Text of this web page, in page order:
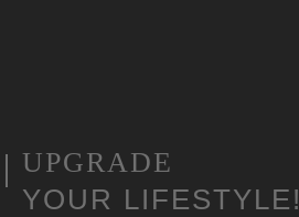
UPGRADE
YOUR LIFESTYLE!